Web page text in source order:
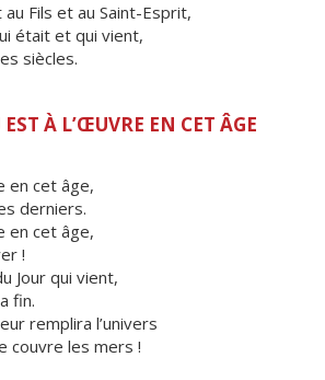
Fils et au Saint-Esprit,
était et qui vient,
siècles.
À L’ŒUVRE EN CET ÂGE
en cet âge,
derniers.
en cet âge,
!
Jour qui vient,
fin.
remplira l’univers
couvre les mers !